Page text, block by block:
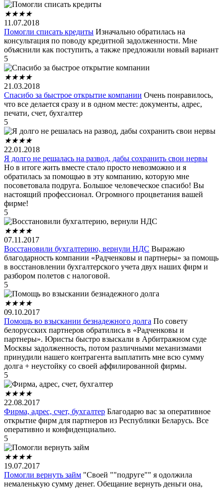
★★★★
11.07.2018
Помогли списать кредиты Изначально обратилась на
консультация по поводу кредитной задолженности. Мне
объяснили как поступить, а также предложили новый вариант
5
★★★★
21.03.2018
Спасибо за быстрое открытие компании Очень понравилось,
что все делается сразу и в одном месте: документы, адрес,
печати, счет, бухгалтер
5
★★★★
22.01.2018
Я долго не решалась на развод, дабы сохранить свои нервы
Но в итоге жить вместе стало просто невозможно и я
обратилась за помощью в эту компанию, которую мне
посоветовала подруга. Большое человеческое спасибо! Вы
настоящий профессионал. Огромного процветания вашей
фирме!
5
★★★★
07.11.2017
Восстановили бухгалтерию, вернули НДС Выражаю
благодарность компании «Радченковы и партнеры» за помощь
в восстановлении бухгалтерского учета двух наших фирм и
разбором полетов с налоговой.
5
★★★★
09.10.2017
Помощь во взыскании безнадежного долга По совету
белорусских партнеров обратились в «Радченковы и
партнеры». Юристы быстро взыскали в Арбитражном суде
Москвы задолженность, потом различными механизмами
принудили нашего контрагента выплатить мне всю сумму
долга + неустойку со своей аффилированной фирмы.
5
★★★★
22.08.2017
Фирма, адрес, счет, бухгалтер Благодарю вас за оперативное
открытие фирм для партнеров из Республики Беларусь. Все
оперативно и конфиденциально.
5
★★★★
19.07.2017
Помогли вернуть займ "Своей ""подруге"" я одолжила
немаленькую сумму денег. Обещание вернуть деньги она,